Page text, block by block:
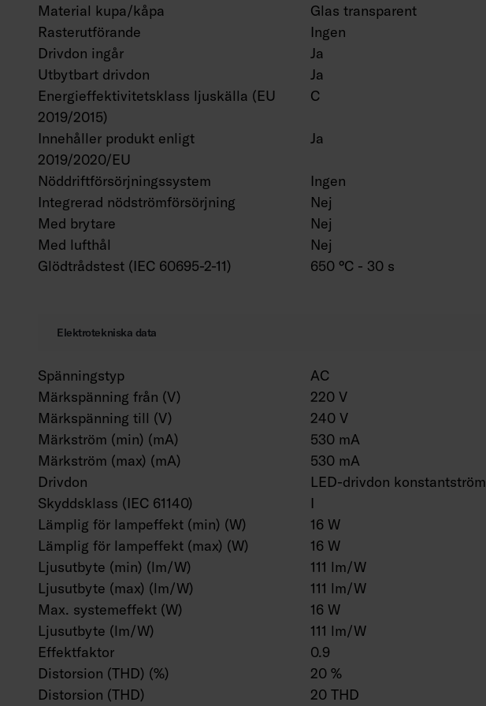
Material kupa/kåpa
Glas transparent
Rasterutförande
Ingen
Drivdon ingår
Ja
Utbytbart drivdon
Ja
Energieffektivitetsklass ljuskälla (EU
2019/2015)
C
Innehåller produkt enligt
2019/2020/EU
Ja
Nöddriftförsörjningssystem
Ingen
Integrerad nödströmförsörjning
Nej
Med brytare
Nej
Med lufthål
Nej
Glödtrådstest (IEC 60695-2-11)
650 °C - 30 s
Elektrotekniska data
Spänningstyp
AC
Märkspänning från (V)
220 V
Märkspänning till (V)
240 V
Märkström (min) (mA)
530 mA
Märkström (max) (mA)
530 mA
Drivdon
LED-drivdon konstantström
Skyddsklass (IEC 61140)
I
Lämplig för lampeffekt (min) (W)
16 W
Lämplig för lampeffekt (max) (W)
16 W
Ljusutbyte (min) (lm/W)
111 lm/W
Ljusutbyte (max) (lm/W)
111 lm/W
Max. systemeffekt (W)
16 W
Ljusutbyte (lm/W)
111 lm/W
Effektfaktor
0.9
Distorsion (THD) (%)
20 %
Distorsion (THD)
20 THD